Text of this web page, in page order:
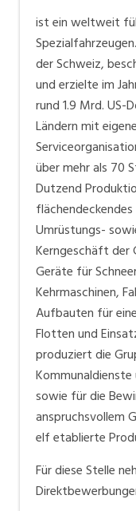
ist ein weltweit
der Schweiz,
und erzielte im
rund 1.9 Mrd. US-
Ländern mit
über mehr als 70
Dutzend
Umrüstungs-
Kerngeschäft der
Geräte für
Kehrmaschinen,
Aufbauten für
Flotten und
produziert die
sowie für die
anspruchsvollem
elf etablierte
Für diese Stelle